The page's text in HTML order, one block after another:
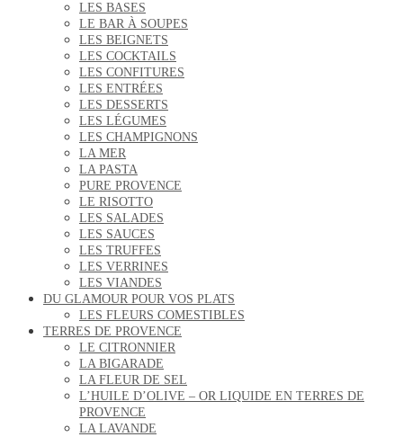
LES BASES
LE BAR À SOUPES
LES BEIGNETS
LES COCKTAILS
LES CONFITURES
LES ENTRÉES
LES DESSERTS
LES LÉGUMES
LES CHAMPIGNONS
LA MER
LA PASTA
PURE PROVENCE
LE RISOTTO
LES SALADES
LES SAUCES
LES TRUFFES
LES VERRINES
LES VIANDES
DU GLAMOUR POUR VOS PLATS
LES FLEURS COMESTIBLES
TERRES DE PROVENCE
LE CITRONNIER
LA BIGARADE
LA FLEUR DE SEL
L’HUILE D’OLIVE – OR LIQUIDE EN TERRES DE
PROVENCE
LA LAVANDE